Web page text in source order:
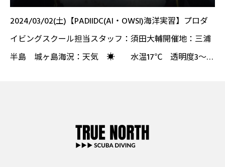
2024/03/02(土)【PADIIDC(AI・OWSI)海洋実習】プロダ
イビングスクール担当スタッフ：須田大輔開催地：三浦
半島 城ヶ島海況：天気 ☀ 水温17℃ 透明度3～5